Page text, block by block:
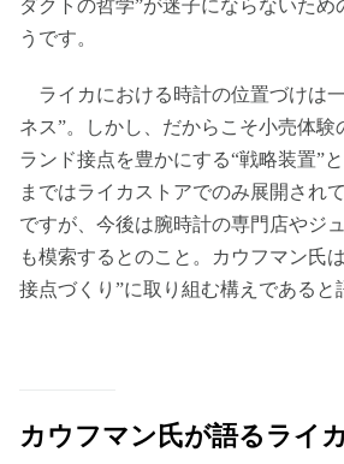
ダクトの哲学”が迷子にならないため
うです。
ライカにおける時計の位置づけは
ネス”。しかし、だからこそ小売体験
ランド接点を豊かにする“戦略装置”
まではライカストアでのみ展開され
ですが、今後は腕時計の専門店やジ
も模索するとのこと。カウフマン氏
接点づくり”に取り組む構えであると
カウフマン氏が語るライ